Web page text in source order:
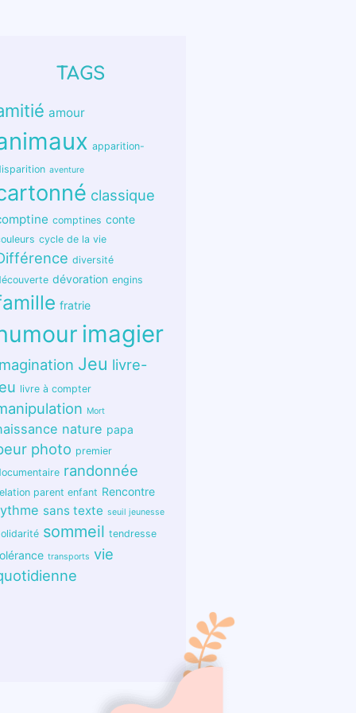
TAGS
amour
apparition-
aventure
classique
comptines conte
cycle de la vie
diversité
dévoration engins
fratrie
imagier
Jeu livre-
livre à compter
Mort
nature papa
photo premier
randonnée
parent enfant Rencontre
sans texte seuil jeunesse
sommeil tendresse
transports vie